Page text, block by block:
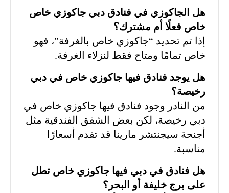
هل الجاكوزي في فنادق دبي جاكوزي خاص
خاص فعلًا أم مشترك؟
إذا تم تحديد “جاكوزي خاص بالغرفة”، فهو
خاص تمامًا ومتاح فقط لنزلاء الغرفة.
هل يوجد فنادق فيها جاكوزي خاص في دبي
رخيصة؟
من النادر وجود فنادق فيها جاكوزي خاص في
دبي رخيصة، لكن بعض الشقق الفندقية مثل
أجنحة سيجنتشر مارينا قد تقدم أسعارًا
مناسبة.
هل فنادق في دبي فيها جاكوزي خاص تطل
على برج خليفة أو البحر؟